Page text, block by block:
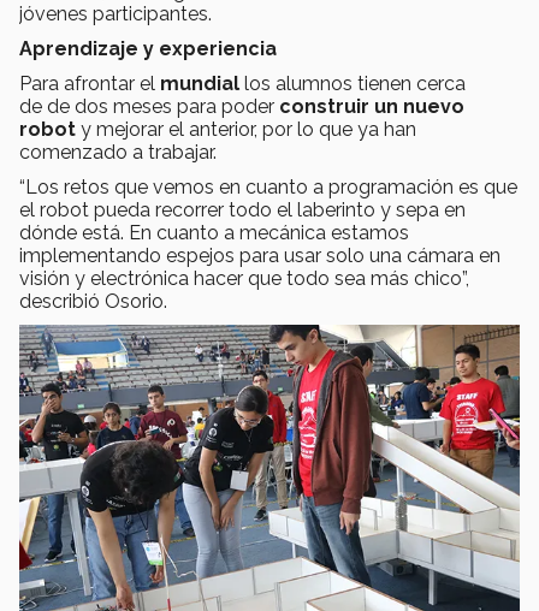
jóvenes participantes.
Aprendizaje y experiencia
Para afrontar el mundial los alumnos tienen cerca
de de dos meses para poder construir un nuevo
robot y mejorar el anterior, por lo que ya han
comenzado a trabajar.
“Los retos que vemos en cuanto a programación es que
el robot pueda recorrer todo el laberinto y sepa en
dónde está. En cuanto a mecánica estamos
implementando espejos para usar solo una cámara en
visión y electrónica hacer que todo sea más chico”,
describió Osorio.